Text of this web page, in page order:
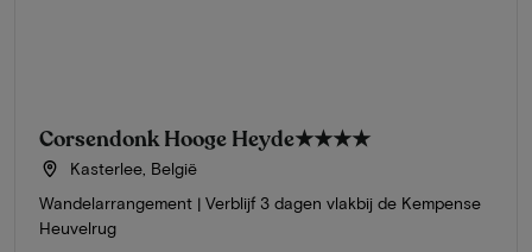
Corsendonk Hooge Heyde★★★★
Kasterlee, België
Wandelarrangement | Verblijf 3 dagen vlakbij de Kempense
Heuvelrug